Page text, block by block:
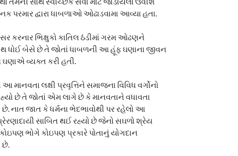
પરમાર દ્વારા ધાબળાઓ ઓઢાડવામા આવ્યા હતા.
કરનાર ભિક્ષુકો કાતિલ ઠંડીમાં ગરમ ઓઢણને
ધોઈ બેસે છે તે જોતાં ધાબળની આ હૂંફ ઘણાના જીવન
ઘણાએ વ્યક્ત કરી હતી.
માનવતા લક્ષી પ્રવૃત્તિને સમાજના વિવિધ વર્ગોનો
છે તે જોતાં એમ લાગે છે કે માનવતાને વધાવતા
નાત જાત કે ધર્મના ભેદભાવોથી પર રહેલો આ
સાબિત થઈ રહ્યો છે જેનો સઘળો શ્રેય
કોઇપણ ભોગે કોઇપણ પ્રકારે પોતાનું યોગદાન
છે.